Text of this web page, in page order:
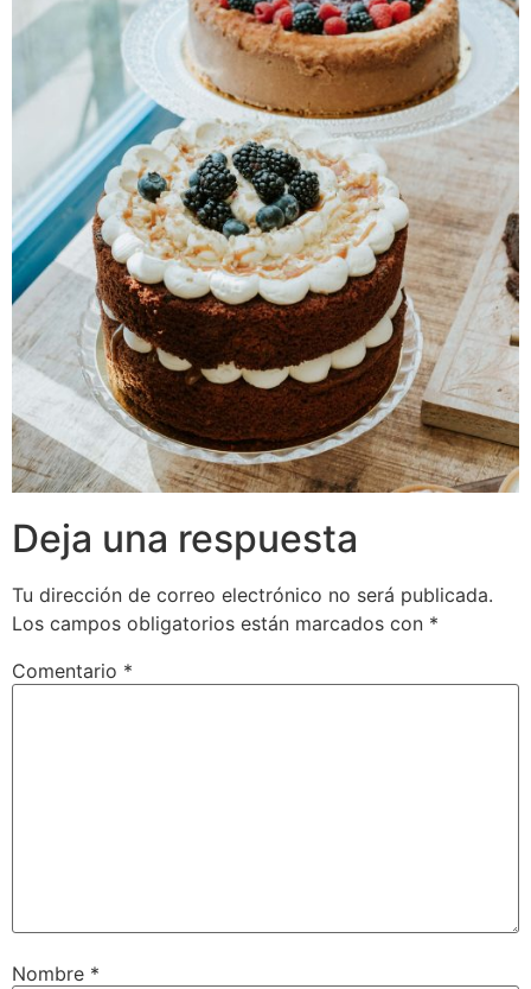
Deja una respuesta
Tu dirección de correo electrónico no será publicada.
Los campos obligatorios están marcados con *
Comentario *
Nombre *